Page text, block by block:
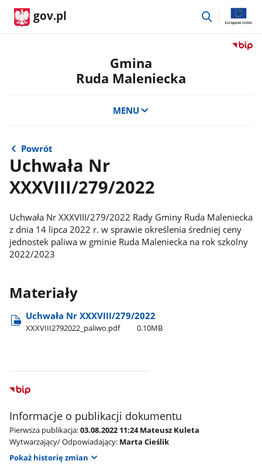
gov.pl
przejdź
Przejdź
Gmina
Ruda Maleniecka
MENU
Powrót
Uchwała Nr
XXXVIII/279/2022
Uchwała Nr XXXVIII/279/2022 Rady Gminy Ruda Maleniecka
z dnia 14 lipca 2022 r. w sprawie określenia średniej ceny
jednostek paliwa w gminie Ruda Maleniecka na rok szkolny
2022/2023
Materiały
Uchwała Nr XXXVIII/279/2022
XXXVIII2792022​_paliwo.pdf 0.10MB
Informacje o publikacji dokumentu
Pierwsza publikacja:03.08.2022 11:24 Mateusz Kuleta
Wytwarzający/ Odpowiadający: Marta Cieślik
Pokaż historię zmian